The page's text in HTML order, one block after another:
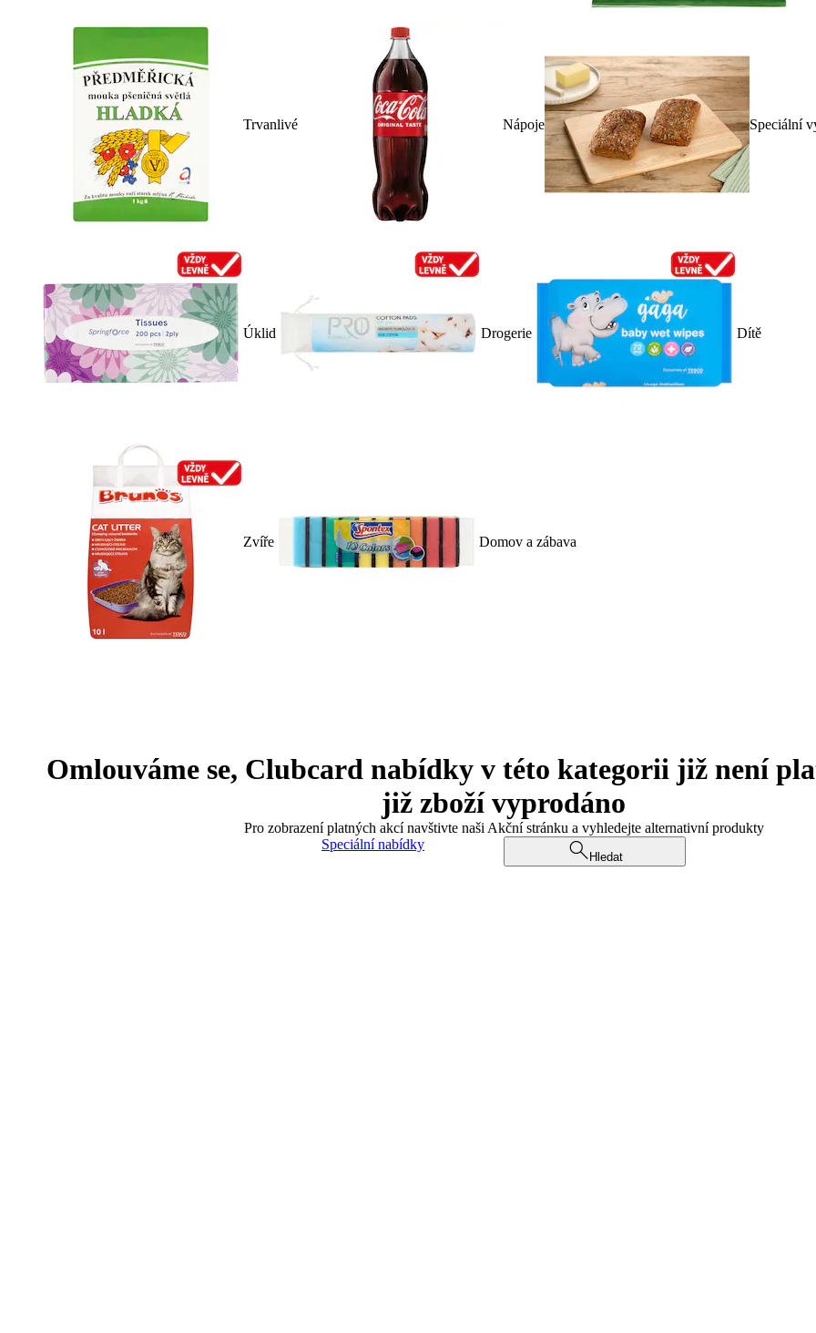
Trvanlivé Nápoje Speciální
Úklid Drogerie Dítě
Zvíře Domov a zábava
Omlouváme se, Clubcard nabídky v této kategorii již není
již zboží vyprodáno
Pro zobrazení platných akcí navštivte naši Akční stránku a vyhledejte alternativní produkty
Speciální nabídky
Hledat